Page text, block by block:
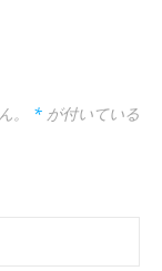
。 * が付いている